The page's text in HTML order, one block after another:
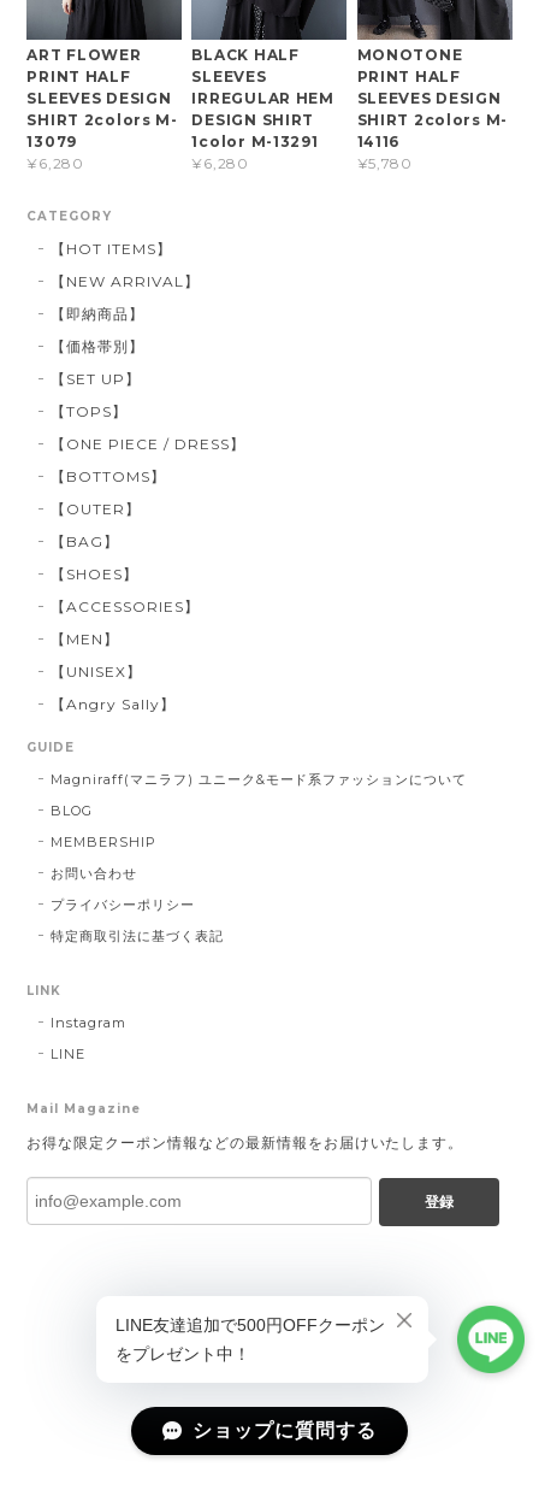
ART FLOWER
PRINT HALF
SLEEVES DESIGN
SHIRT 2colors M-
13079
¥6,280
BLACK HALF
SLEEVES
IRREGULAR HEM
DESIGN SHIRT
1color M-13291
¥6,280
MONOTONE
PRINT HALF
SLEEVES DESIGN
SHIRT 2colors M-
14116
¥5,780
CATEGORY
【HOT ITEMS】
【NEW ARRIVAL】
【即納商品】
【価格帯別】
【SET UP】
【TOPS】
【ONE PIECE / DRESS】
【BOTTOMS】
【OUTER】
【BAG】
【SHOES】
【ACCESSORIES】
【MEN】
【UNISEX】
【Angry Sally】
GUIDE
Magniraff(マニラフ) ユニーク&モード系ファッションについて
BLOG
MEMBERSHIP
お問い合わせ
プライバシーポリシー
特定商取引法に基づく表記
LINK
Instagram
LINE
Mail Magazine
お得な限定クーポン情報などの最新情報をお届けいたします。
登録
ショップに質問する